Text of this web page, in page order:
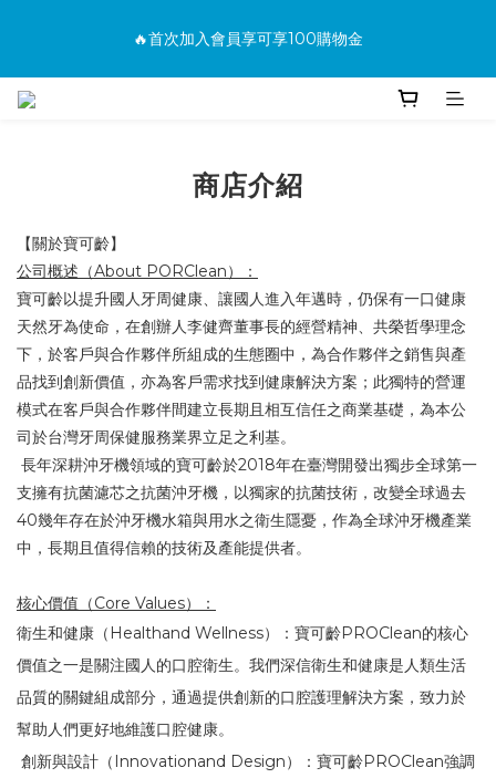
🔥首次加入會員享可享100購物金
🔥購買商品並上網填寫完整保固資料贈100購物金(填保固前須先
消費滿500免運
商店介紹
【關於寶可齡】
公司概述 （About PORClean）：
寶可齡以提升國人牙周健康、讓國人進入年邁時，仍保有一口健康
天然牙為使命，在創辦人李健齊董事長的經營精神、共榮哲學理念
下，於客戶與合作夥伴所組成的生態圈中，為合作夥伴之銷售與產
品找到創新價值，亦為客戶需求找到健康解決方案；此獨特的營運
模式在客戶與合作夥伴間建立長期且相互信任之商業基礎，為本公
司於台灣牙周保健服務業界立足之利基。
長年深耕沖牙機領域的寶可齡於2018年在臺灣開發出獨步全球第一
支擁有抗菌濾芯之抗菌沖牙機，以獨家的抗菌技術，改變全球過去
40幾年存在於沖牙機水箱與用水之衛生隱憂，作為全球沖牙機產業
中，長期且值得信賴的技術及產能提供者。
核心價值（Core Values）：
衛生和健康（ Healthand Wellness）：寶可齡PROClean的核心
價值之一是關注國人的口腔衛生。我們深信衛生和健康是人類生活
品質的關鍵組成部分，通過提供創新的口腔護理解決方案，致力於
幫助人們更好地維護口腔健康。
創新與設計（ Innovationand Design）：寶可齡PROClean強調